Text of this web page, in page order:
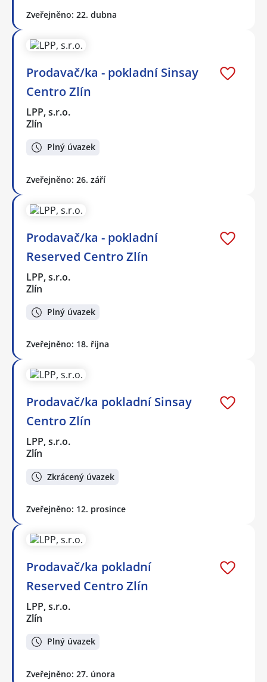
Zveřejněno: 22. dubna
Prodavač/ka - pokladní Sinsay
Centro Zlín
LPP, s.r.o.
Zlín
Plný úvazek
Zveřejněno: 26. září
Prodavač/ka - pokladní
Reserved Centro Zlín
LPP, s.r.o.
Zlín
Plný úvazek
Zveřejněno: 18. října
Prodavač/ka pokladní Sinsay
Centro Zlín
LPP, s.r.o.
Zlín
Zkrácený úvazek
Zveřejněno: 12. prosince
Prodavač/ka pokladní
Reserved Centro Zlín
LPP, s.r.o.
Zlín
Plný úvazek
Zveřejněno: 27. února